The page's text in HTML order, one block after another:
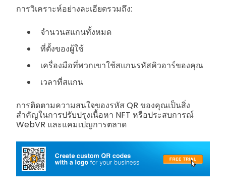
การวิเคราะห์อย่างละเอียดรวมถึง:
จำนวนสแกนทั้งหมด
ที่ตั้งของผู้ใช้
เครื่องมือที่พวกเขาใช้สแกนรหัสคิวอาร์ของคุณ
เวลาที่สแกน
การติดตามความสนใจของรหัส QR ของคุณเป็นสิ่ง
สำคัญในการปรับปรุงเนื้อหา NFT หรือประสบการณ์
WebVR และแคมเปญการตลาด